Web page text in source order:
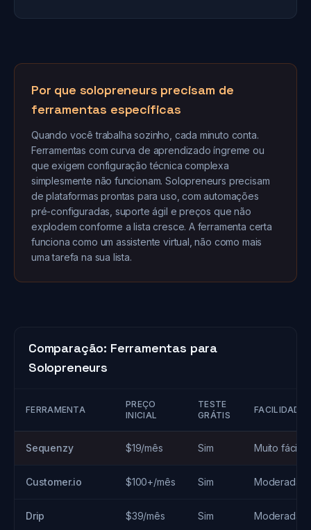
Por que solopreneurs precisam de
ferramentas específicas
Quando você trabalha sozinho, cada minuto conta.
Ferramentas com curva de aprendizado íngreme ou
que exigem configuração técnica complexa
simplesmente não funcionam. Solopreneurs precisam
de plataformas prontas para uso, com automações
pré-configuradas, suporte ágil e preços que não
explodem conforme a lista cresce. A ferramenta certa
funciona como um assistente virtual, não como mais
uma tarefa na sua lista.
Comparação: Ferramentas para
Solopreneurs
FERRAMENTA
PREÇO
INICIAL
TESTE
GRÁTIS
FACILIDADE
Sequenzy $19/mês Sim Muito fácil
Customer.io $100+/mês Sim Moderada
Drip $39/mês Sim Moderada